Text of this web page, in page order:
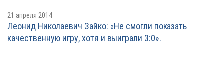
21 апреля 2014
Леонид Николаевич Зайко: «Не смогли показать
качественную игру, хотя и выиграли 3:0».